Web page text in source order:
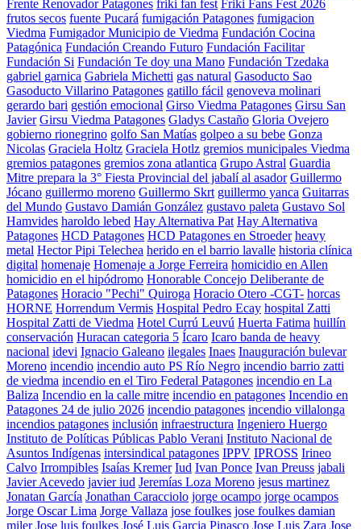
Frente Renovador Patagones friki fan fest Friki Fans Fest 2026
frutos secos fuente Pucará fumigación Patagones fumigacion
Viedma Fumigador Municipio de Viedma Fundación Cocina
Patagónica Fundación Creando Futuro Fundación Facilitar
Fundación Si Fundación Te doy una Mano Fundación Tzedaka
gabriel garnica Gabriela Michetti gas natural Gasoducto Sao
Gasoducto Villarino Patagones gatillo fácil genoveva molinari
gerardo bari gestión emocional Girso Viedma Patagones Girsu San
Javier Girsu Viedma Patagones Gladys Castaño Gloria Ovejero
gobierno rionegrino golfo San Matías golpeo a su bebe Gonza
Nicolas Graciela Holtz Graciela Hotlz gremios municipales Viedma
gremios patagones gremios zona atlantica Grupo Astral Guardia
Mitre prepara la 3° Fiesta Provincial del jabalí al asador Guillermo
Jócano guillermo moreno Guillermo Skrt guillermo yanca Guitarras
del Mundo Gustavo Damián González gustavo paleta Gustavo Sol
Hamvides haroldo lebed Hay Alternativa Pat Hay Alternativa
Patagones HCD Patagones HCD Patagones en Stroeder heavy
metal Hector Pipi Telechea herido en el barrio lavalle historia clínica
digital homenaje Homenaje a Jorge Ferreira homicidio en Allen
homicidio en el hipódromo Honorable Concejo Deliberante de
Patagones Horacio "Pechi" Quiroga Horacio Otero -CGT- horcas
HORNE Horrendum Vermis Hospital Pedro Ecay hospital Zatti
Hospital Zatti de Viedma Hotel Currú Leuvú Huerta Fatima huillín
conservación Huracan categoria 5 Ícaro Icaro banda de heavy
nacional idevi Ignacio Galeano ilegales Inaes Inauguración bulevar
Moreno incendio incendio auto PS Río Negro incendio barrio zatti
de viedma incendio en el Tiro Federal Patagones incendio en La
Baliza Incendio en la calle mitre incendio en patagones Incendio en
Patagones 24 de julio 2026 incendio patagones incendio villalonga
incendios patagones inclusión infraestructura Ingeniero Huergo
Instituto de Políticas Públicas Pablo Verani Instituto Nacional de
Asuntos Indígenas intersindical patagones IPPV IPROSS Irineo
Calvo Irrompibles Isaías Kremer Iud Ivan Ponce Ivan Preuss jabali
Javier Acevedo javier iud Jeremías Loza Moreno jesus martinez
Jonatan García Jonathan Caracciolo jorge ocampo jorge ocampos
Jorge Oscar Lima Jorge Vallaza jose foulkes jose foulkes damian
miler Jose luis foulkes José Luis Garcia Pinasco Jose Luis Zara Jose